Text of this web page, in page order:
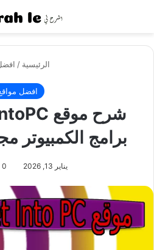
الرئيسية /
افضل
برامج الكمبيوتر
يناير 13, 2026 0